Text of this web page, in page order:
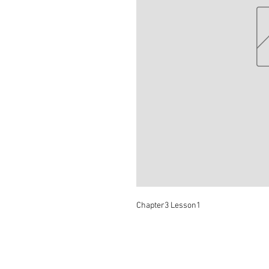
Chapter3 Lesson1